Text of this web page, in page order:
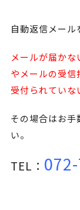
自動返信メール
メールが届か
やメールの受
受付られていな
その場合はお手
い。
TEL：